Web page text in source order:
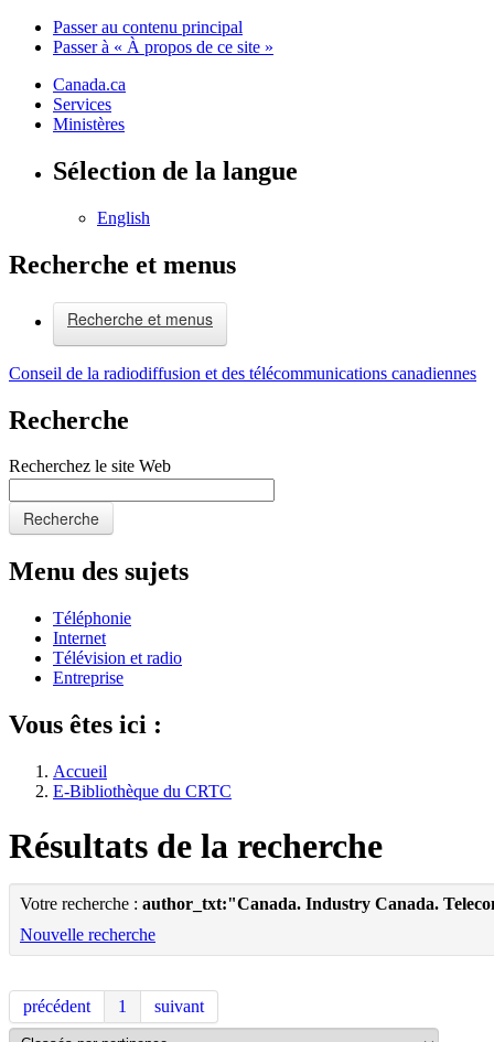
Passer au contenu principal
Passer à « À propos de ce site »
Canada.ca
Services
Ministères
Sélection de la langue
English
Recherche et menus
Recherche et menus
Conseil de la radiodiffusion et des télécommunications canadiennes
Recherche
Recherchez le site Web
Recherche
Menu des sujets
Téléphonie
Internet
Télévision et radio
Entreprise
Vous êtes ici :
Accueil
E-Bibliothèque du CRTC
Résultats de la recherche
Votre recherche : author_txt:"Canada. Industry Canada.
Nouvelle recherche
précédent 1 suivant